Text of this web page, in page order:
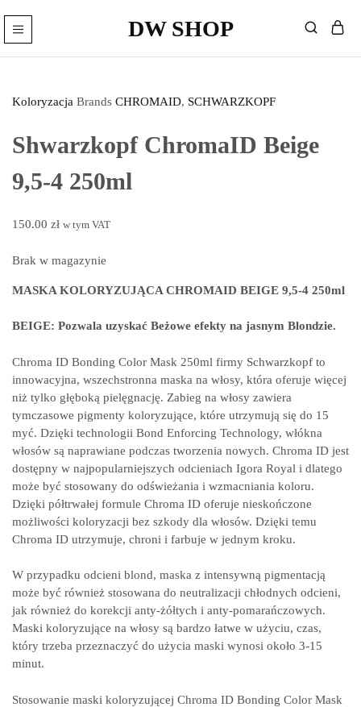
DW SHOP
Shop
Fryzjerskie
Kosmetyki
Fryzjerskie
Koloryzacja Brands CHROMAID, SCHWARZKOPF
Shwarzkopf ChromaID Beige
9,5-4 250ml
150.00 zł w tym VAT
Brak w magazynie
MASKA KOLORYZUJĄCA CHROMAID BEIGE 9,5-4 250ml
BEIGE: Pozwala uzyskać Beżowe efekty na jasnym Blondzie.
Chroma ID Bonding Color Mask 250ml firmy Schwarzkopf to
innowacyjna, wszechstronna maska na włosy, która oferuje więcej
niż tylko głęboką pielęgnację. Zabieg na włosy zawiera
tymczasowe pigmenty koloryzujące, które utrzymują się do 15
myć. Dzięki technologii Bond Enforcing Technology, włókna
włosów są naprawiane podczas tworzenia nowych. Chroma ID jest
dostępny w najpopularniejszych odcieniach Igora Royal i dlatego
może być stosowany do odświeżania i wzmacniania koloru.
Dzięki półtrwałej formule Chroma ID oferuje nieskończone
możliwości koloryzacji bez szkody dla włosów. Dzięki temu
Chroma ID utrzymuje, chroni i farbuje w jednym kroku.
W przypadku odcieni blond, maska z intensywną pigmentacją
może być również stosowana do neutralizacji chłodnych odcieni,
jak również do korekcji anty-żółtych i anty-pomarańczowych.
Maski koloryzujące na włosy są bardzo łatwe w użyciu, czas,
który trzeba przeznaczyć do użycia maski wynosi około 3-15
minut.
Stosowanie maski koloryzującej Chroma ID Bonding Color Mask